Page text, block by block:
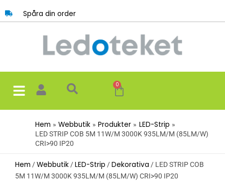
till
Spåra din order
0
Varukorg
Hem Webbutik Produkter LED-Strip
LED STRIP COB 5M 11W/M 3000K 935LM/M (85LM/W)
CRI>90 IP20
Hem /Webbutik /LED-Strip /Dekorativa / LED STRIP COB
5M 11W/M 3000K 935LM/M (85LM/W) CRI>90 IP20